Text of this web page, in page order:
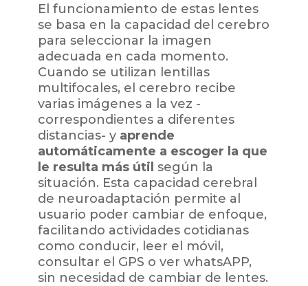
El funcionamiento de estas lentes
se basa en la capacidad del cerebro
para seleccionar la imagen
adecuada en cada momento.
Cuando se utilizan lentillas
multifocales, el cerebro recibe
varias imágenes a la vez -
correspondientes a diferentes
distancias- y aprende
automáticamente a escoger la que
le resulta más útil según la
situación. Esta capacidad cerebral
de neuroadaptación permite al
usuario poder cambiar de enfoque,
facilitando actividades cotidianas
como conducir, leer el móvil,
consultar el GPS o ver whatsAPP,
sin necesidad de cambiar de lentes.